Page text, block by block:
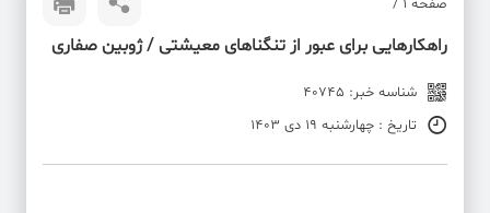
صفحه ۱ /
راهکارهایی برای عبور از تنگناهای معیشتی / ژوبین صفاری
شناسه خبر: 40745
تاریخ : چهارشنبه 19 دی 1403